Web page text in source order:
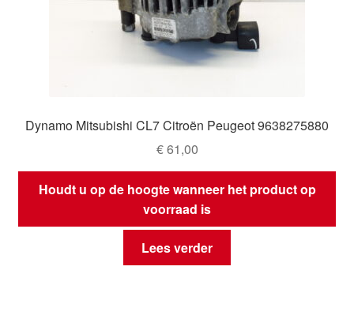
Dynamo Mitsubishi CL7 Citroën Peugeot 9638275880
€61,00
Houdt u op de hoogte wanneer het product op
voorraad is
Lees verder